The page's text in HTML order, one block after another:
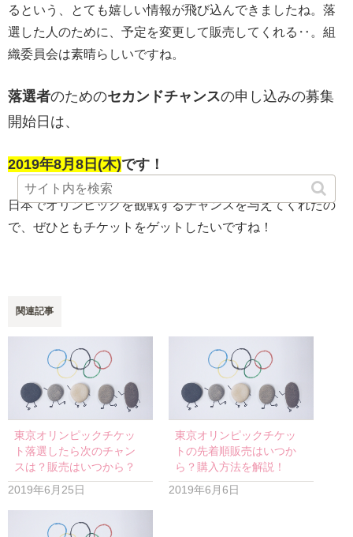
るという、とても嬉しい情報が飛び込んできましたね。落
選した人のために、予定を変更して販売してくれる‥。組
織委員会は素晴らしいですね。
落選者のためのセカンドチャンスの申し込みの募集
開始日は、
2019年8月8日(木)です！
日本でオリンピックを観戦するチャンスを与えてくれたの
で、ぜひともチケットをゲットしたいですね！
関連記事
東京オリンピックチケッ
ト落選したら次のチャン
スは？販売はいつから？
2019年6月25日
東京オリンピックチケッ
トの先着順販売はいつか
ら？購入方法を解説！
2019年6月6日